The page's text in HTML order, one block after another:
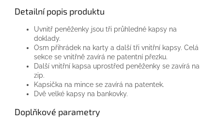
Detailní popis produktu
Uvnitř peněženky jsou tři průhledné kapsy na
doklady.
Osm přihrádek na karty a další tři vnitřní kapsy. Celá
sekce se vnitřně zavírá ne patentní přezku.
Další vnitřní kapsa uprostřed peněženky se zavírá na
zip.
Kapsička na mince se zavírá na patentek.
Dvě velké kapsy na bankovky.
Doplňkové parametry